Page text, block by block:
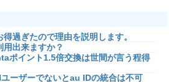
過ぎたので理由を説明します。
出来ますか？
ポイント1.5倍交換は世間が言う程得
ーザーでないとau IDの統合は不可